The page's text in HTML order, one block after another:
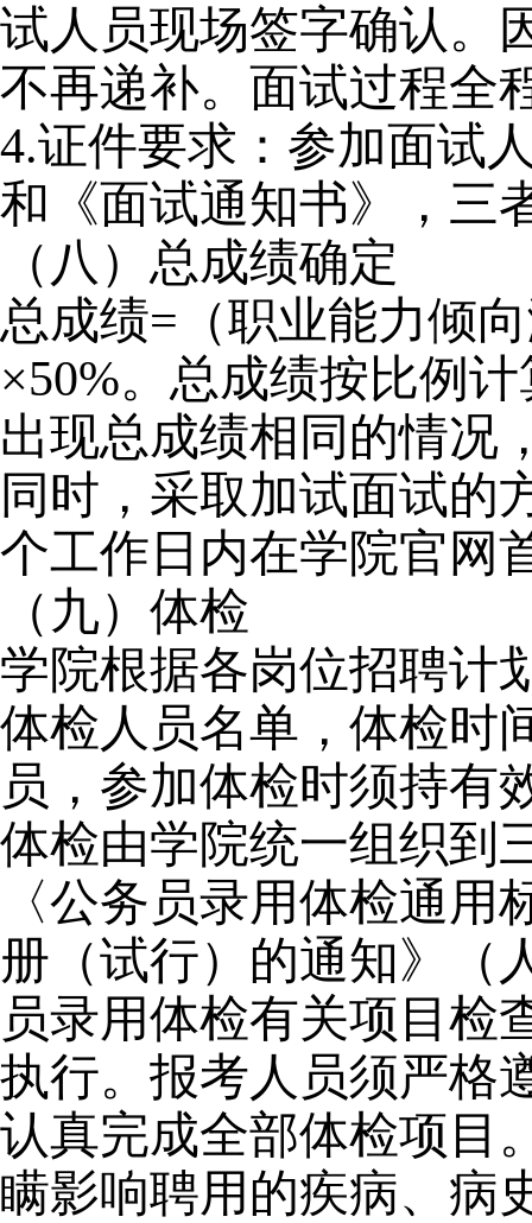
试人员现场签字确认。
不再递补。面试过程全
4.证件要求：参加面试
和《面试通知书》，三
（八）总成绩确定
总成绩=（职业能力倾
×50%。总成绩按比例
出现总成绩相同的情况
同时，采取加试面试的
个工作日内在学院官网
（九）体检
学院根据各岗位招聘计
体检人员名单，体检时
员，参加体检时须持有
体检由学院统一组织到
〈公务员录用体检通
册（试行）的通知》（
员录用体检有关项目检
执行。报考人员须严格
认真完成全部体检项目
瞒影响聘用的疾病、病